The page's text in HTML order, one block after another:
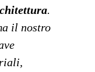
.
il nostro